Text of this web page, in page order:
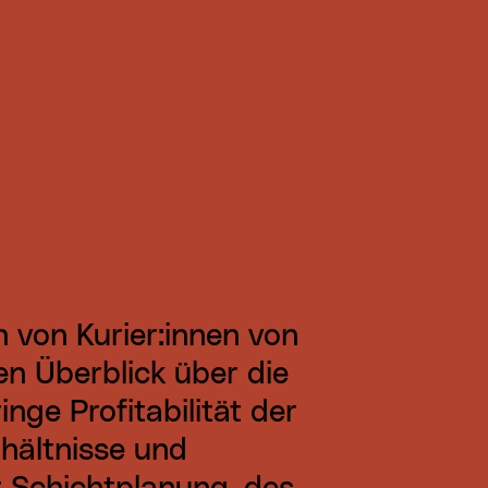
Kurier:innen von
Überblick über die
Profitabilität der
und